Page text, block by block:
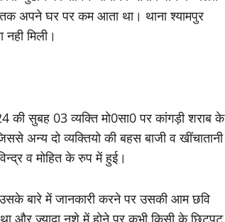
अपने घर पर कम आता था। थाना श्यामपुर
मिली।
सुबह 03 व्यक्ति मो0सा0 पर कांगड़ी शराब के
अन्य दो व्यक्तियो की बहस बाजी व खींचातानी
व मोहित के रुप में हुई।
बारे में जानकारी करने पर उसकी आम छवि
और ज्यादा नशे में होने पर कभी किसी के छिटपुट